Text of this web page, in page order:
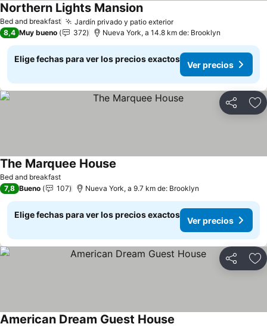
Bed and breakfast Jardín privado y patio exteriorVer precios
Northern Lights MansionVer precios
8,4 Muy bueno 372 Nueva York, a 14.8 km de: Brooklyn
Elige fechas para ver los precios exactos
Ver precios
Compartir
Bed and breakfast
The Marquee House
7,8 Bueno 107 Nueva York, a 9.7 km de: Brooklyn
Elige fechas para ver los precios exactos
Ver precios
Compartir
American Dream Guest House